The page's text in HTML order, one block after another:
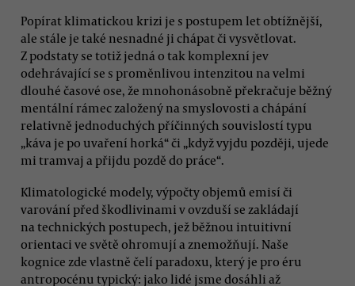
Popírat klimatickou krizi je s postupem let obtížnější,
ale stále je také nesnadné ji chápat či vysvětlovat.
Z podstaty se totiž jedná o tak komplexní jev
odehrávající se s proměnlivou intenzitou na velmi
dlouhé časové ose, že mnohonásobně překračuje běžný
mentální rámec založený na smyslovosti a chápání
relativně jednoduchých příčinných souvislostí typu
„káva je po uvaření horká“ či „když vyjdu později, ujede
mi tramvaj a přijdu pozdě do práce“.
Klimatologické modely, výpočty objemů emisí či
varování před škodlivinami v ovzduší se zakládají
na technických postupech, jež běžnou intuitivní
orientaci ve světě ohromují a znemožňují. Naše
kognice zde vlastně čelí paradoxu, který je pro éru
antropocénu typický: jako lidé jsme dosáhli až